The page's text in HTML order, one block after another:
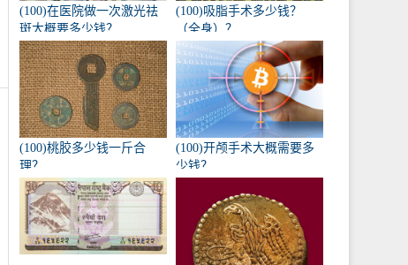
(100)在医院做一次激光祛
斑大概要多少钱？
(100)吸脂手术多少钱？
（全身）？
(100)桃胶多少钱一斤合
理？
(100)开颅手术大概需要多
少钱？